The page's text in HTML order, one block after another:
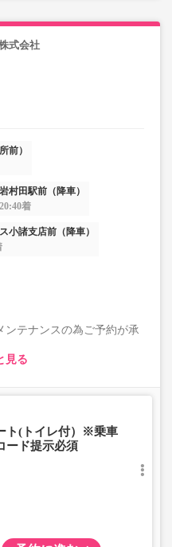
式会社
前）
岩村田駅前（降車）
20:40着
小諸支店前（降車）
ンテナンスの為ご予約が承
示ではございません。
動いたします。購入時に
の購入後の変更が一切承
。
ざいません。
幼児の方は「幼児」を選
い。
ちで無い「乳幼児」の乗
見る
ト(トイレ付）※乗車
ード提示必須